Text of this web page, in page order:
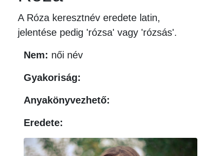
A Róza keresztnév eredete latin,
jelentése pedig 'rózsa' vagy 'rózsás'.
Nem: női név
Gyakoriság:
Anyakönyvezhető:
Eredete: